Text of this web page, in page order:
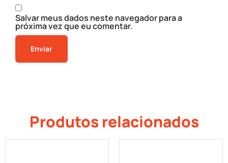
Salvar meus dados neste navegador para a
próxima vez que eu comentar.
Produtos relacionados